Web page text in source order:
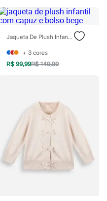
Jaqueta De Plush Infantil Com Capuz E Bolso Bege
+ 3 cores
R$ 99,99R$ 149,99